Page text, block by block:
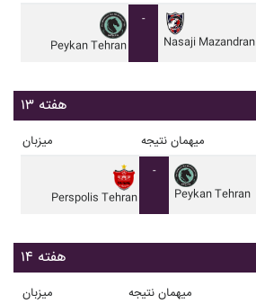
Peykan Tehran
-
Nasaji Mazandran
هفته ۱۳
میزبان نتیجه میهمان
Perspolis Tehran
-
Peykan Tehran
هفته ۱۴
میزبان نتیجه میهمان